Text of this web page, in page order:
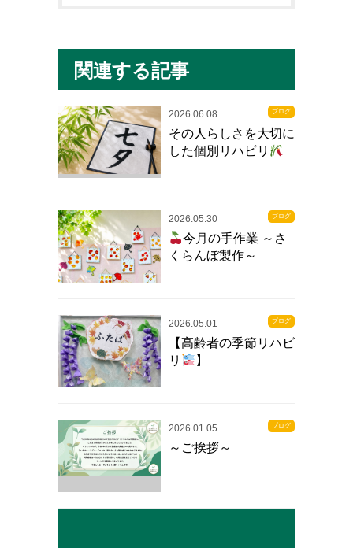
関連する記事
ブログ
2026.06.08
その人らしさを大切に
した個別リハビリ
ブログ
2026.05.30
今月の手作業 ～さ
くらんぼ製作～
ブログ
2026.05.01
【高齢者の季節リハビ
リ
】
ブログ
2026.01.05
～ご挨拶～